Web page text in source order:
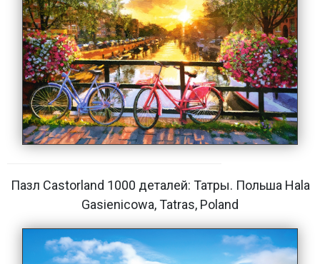
Пазл Castorland 1000 деталей: Татры. Польша Hala
Gasienicowa, Tatras, Poland